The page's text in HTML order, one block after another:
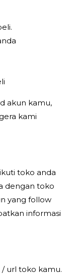
akun kamu,
kami
toko anda
dengan toko
yang follow
informasi
url toko kamu.